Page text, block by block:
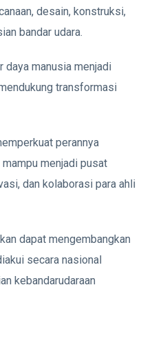
desain, konstruksi,
bandar udara.
daya manusia menjadi
transformasi
perannya
menjadi pusat
dan kolaborasi para ahli
dapat mengembangkan
secara nasional
kebandarudaraan